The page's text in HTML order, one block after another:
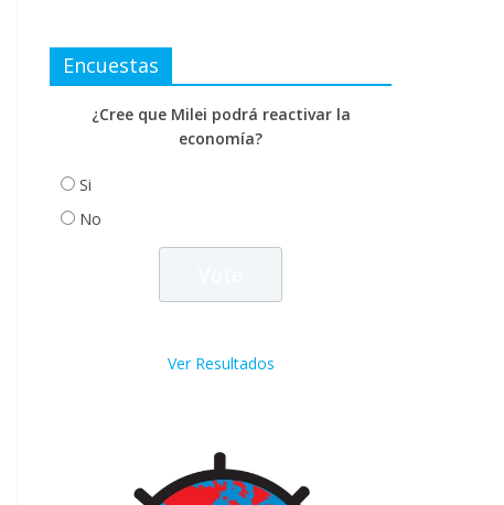
Encuestas
¿Cree que Milei podrá reactivar la
economía?
Si
No
Ver Resultados